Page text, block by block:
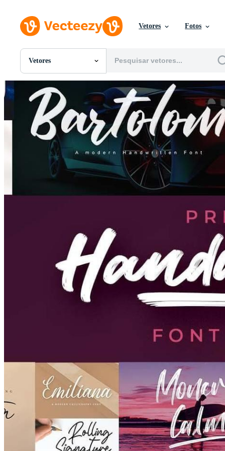
Vetores Fotos
Vetores
Todas Imagens
Fotos
PNGs
PSDs
SVGs
Modelos
Vetores
Videos
Motion graphics
Imagens Editoriais
Eventos Editoriais